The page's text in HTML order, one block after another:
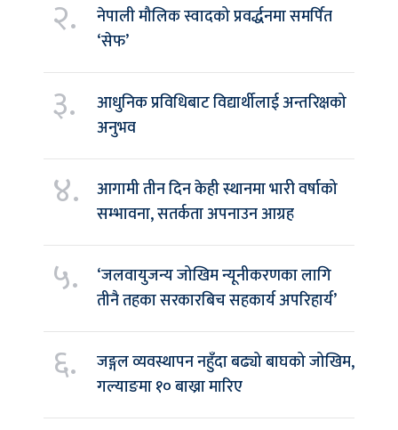
२.
नेपाली मौलिक स्वादको प्रवर्द्धनमा समर्पित
‘सेफ’
३.
आधुनिक प्रविधिबाट विद्यार्थीलाई अन्तरिक्षको
अनुभव
४.
आगामी तीन दिन केही स्थानमा भारी वर्षाको
सम्भावना, सतर्कता अपनाउन आग्रह
५.
‘जलवायुजन्य जोखिम न्यूनीकरणका लागि
तीनै तहका सरकारबिच सहकार्य अपरिहार्य’
६.
जङ्गल व्यवस्थापन नहुँदा बढ्यो बाघको जोखिम,
गल्याङमा १० बाख्रा मारिए